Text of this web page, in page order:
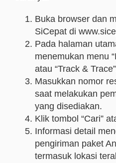
Buka browser dan
SiCepat di
Pada halaman
menemukan menu
atau “Track &
Masukkan nomor
saat melakukan
yang disediakan.
Klik tombol “Cari”
Informasi detail
pengiriman paket
termasuk lokasi